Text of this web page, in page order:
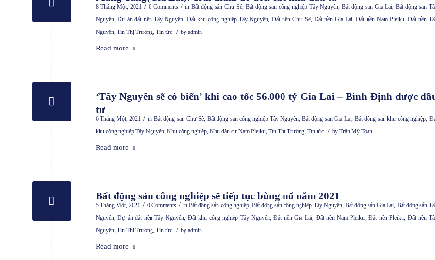
8 Tháng Một, 2021 / 0 Comments / in Bất động sản Chư Sê, Bất động sản công nghiệp Tây Nguyên, Bất động sản Gia Lai, Bất động sản
Nguyên, Dự án đất nền Tây Nguyên, Đất khu công nghiệp Tây Nguyên, Đất nền Chư Sê, Đất nền Gia Lai,Đất nền Nam Pleiku,Đất nền
Nguyên, Tin Thị Trường, Tin tức / by admin
Read more
‘Tây Nguyên sẽ có biển’ khi cao tốc 56.000 tỷ Gia Lai – Bình Định được
tư
6 Tháng Một, 2021 / in Bất động sản Chư Sê, Bất động sản công nghiệp Tây Nguyên, Bất động sản Gia Lai, Bất đông sản khu công nghiệp,
khu công nghiệp Tây Nguyên, Khu công nghiệp, Khu dân cư Nam Pleiku, Tin Thị Trường, Tin tức / by Trần Mỹ Toàn
Read more
Bất động sản công nghiệp sẽ tiếp tục bùng nổ năm 2021
5 Tháng Một, 2021 / 0 Comments / inBất động sản công nghiệp, Bất động sản công nghiệp Tây Nguyên, Bất động sản Gia Lai, Bất động sản
Nguyên,Dự án đất nền Tây Nguyên, Đất khu công nghiệp Tây Nguyên,Đất nền Gia Lai, Đất nền Nam Pleiku,Đất nền Pleiku, Đất nền
Nguyên, Tin Thị Trường, Tin tức / by admin
Read more